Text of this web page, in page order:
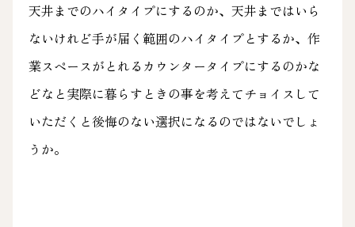
天井までのハイタイプにするのか、天井まではいら
ないけれど手が届く範囲のハイタイプとするか、作
業スペースがとれるカウンタータイプにするのかな
どなと実際に暮らすときの事を考えてチョイスして
いただくと後悔のない選択になるのではないでしょ
うか。